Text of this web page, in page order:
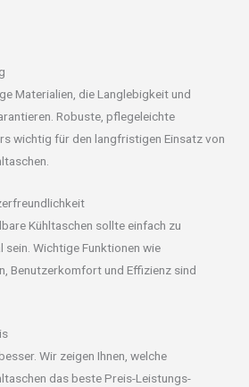
Materialien, die Langlebigkeit und
Robuste, pflegeleichte
wichtig für den langfristigen Einsatz von
Kühltaschen sollte einfach zu
sein. Wichtige Funktionen wie
Benutzerkomfort und Effizienz sind
Wir zeigen Ihnen, welche
das beste Preis-Leistungs-